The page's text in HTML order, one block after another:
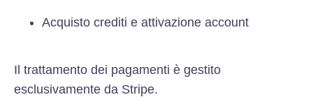
Acquisto crediti e attivazione account
Il trattamento dei pagamenti è gestito
esclusivamente da Stripe.